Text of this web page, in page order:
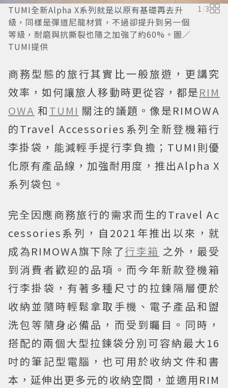
TUMI全新Alpha X系列就是以原有基礎再去升
級，同樣是彈道尼龍材質，不過卻提升到另一個
等級，耐磨與抗撕裂也隨之加強了約60%。圖／
TUMI提供
1/3
商務型態的旅行其實比一般旅遊，更講究
效率，如何讓旅人移動時更從容，都是RIM
OWA 和 TUMI 關注的議題。像是RIMOWA
的Travel Accessories系列全新登機箱行
李掛袋，能減輕手提行李負擔；TUMI則優
化原有產品線，加強耐用度，推出Alpha X
系列袋包。
完全因應商務旅行的需求而生的Travel Ac
cessories系列，自2021年推出以來，就
成為RIMOWA旗下除了行李箱 之外，最受
到消費者歡迎的品項。而今年新款登機箱
行李掛袋，有著多種尺寸的拉鍊隔層便於
收納並隨時輕鬆拿取手機、電子產品和盥
洗包等隨身必備品，而受到矚目。同時，
搭配的兩個大型拉鍊袋分別可容納最大16
吋的筆記型電腦，也可用於收纳文件和書
本，延伸出更多元的收納空間，並適用RIM